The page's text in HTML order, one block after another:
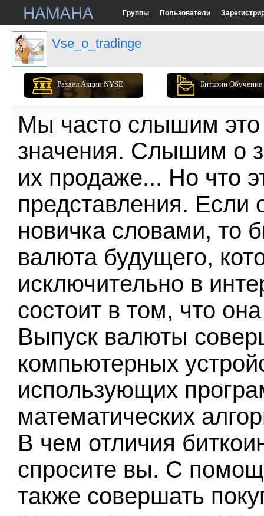
Группы Пользователи
Vse_o_tradinge
Раздел Акции NYSE Биткоин Обучение
Мы часто слышим
значения. Слышим о
их продаже... Но что
представления. Если
новичка словами, то
валюта будущего,
исключительно в
состоит в том, что
Выпуск валюты
компьютерных
использующих
математических
В чем отличия
спросите вы. С
также совершать